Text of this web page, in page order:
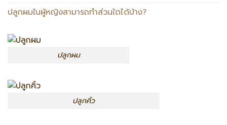
ปลูกผมในผู้หญิงสามารถทำส่วนใดได้บ้าง?
ปลูกผม
ปลูกคิ้ว